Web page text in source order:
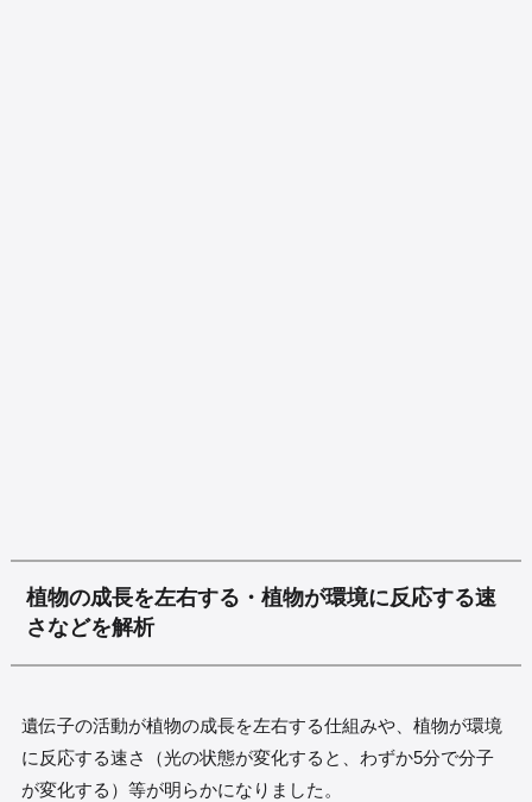
植物の成長を左右する・植物が環境に反応する速
さなどを解析
遺伝子の活動が植物の成長を左右する仕組みや、植物が環境
に反応する速さ（光の状態が変化すると、わずか5分で分子
が変化する）等が明らかになりました。